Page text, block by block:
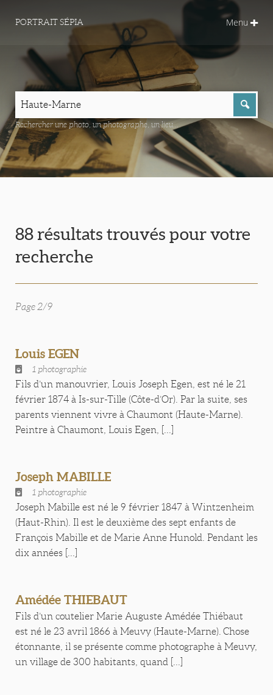
PORTRAIT SÉPIA Menu
Rechercher une photo, un photographe, un lieu...
88 résultats trouvés pour votre
recherche
Page 2/9
Louis EGEN
1 photographie
Fils d’un manouvrier, Louis Joseph Egen, est né le 21
février 1874 à Is-sur-Tille (Côte-d’Or). Par la suite, ses
parents viennent vivre à Chaumont (Haute-Marne).
Peintre à Chaumont, Louis Egen, [...]
Joseph MABILLE
1 photographie
Joseph Mabille est né le 9 février 1847 à Wintzenheim
(Haut-Rhin). Il est le deuxième des sept enfants de
François Mabille et de Marie Anne Hunold. Pendant les
dix années [...]
Amédée THIEBAUT
Fils d’un coutelier Marie Auguste Amédée Thiébaut
est né le 23 avril 1866 à Meuvy (Haute-Marne). Chose
étonnante, il se présente comme photographe à Meuvy,
un village de 300 habitants, quand [...]